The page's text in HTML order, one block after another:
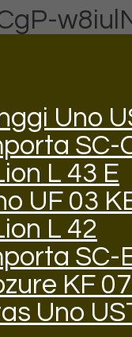
Uno
SC-
L 43 E
UF 03
L 42
SC-
KF
Uno